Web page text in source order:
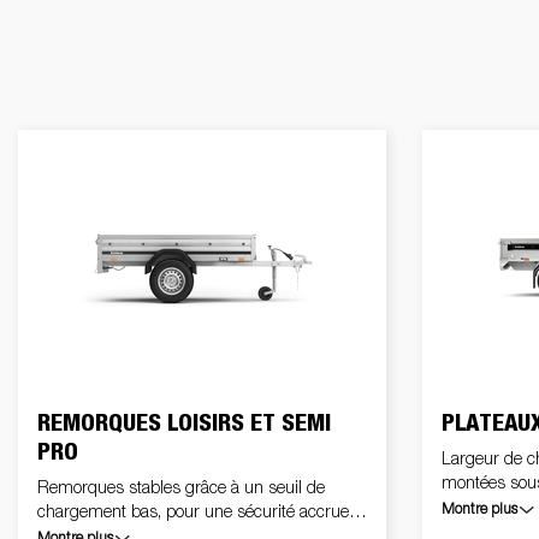
REMORQUES LOISIRS ET SEMI
PRO
Remorques stables grâce à un seuil de
chargement bas, pour une sécurité accrue,
Largeur de
montées
latéraux
Montre plus